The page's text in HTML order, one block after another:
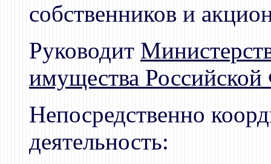
собственников и
Руководит
имущества
Непосредственно
деятельность: